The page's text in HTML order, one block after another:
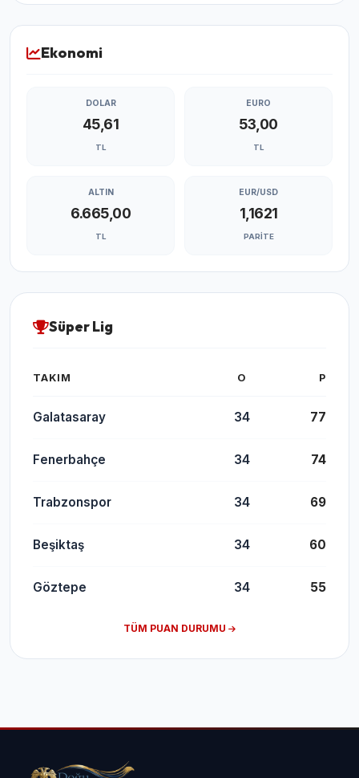
Ekonomi
DOLAR
45,61
TL
EURO
53,00
TL
ALTIN
6.665,00
TL
EUR/USD
1,1621
PARITE
Süper Lig
TAKIM O P
Galatasaray 34 77
Fenerbahçe 34 74
Trabzonspor 34 69
Beşiktaş 34 60
Göztepe 34 55
TÜM PUAN DURUMU